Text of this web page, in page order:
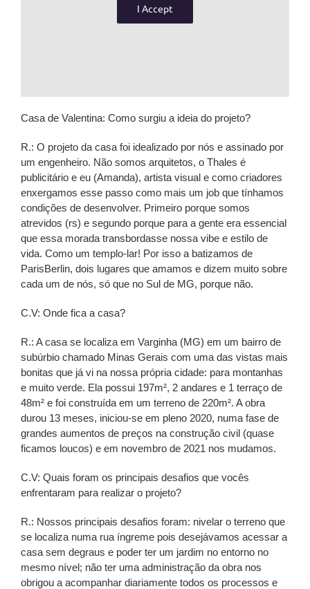
I Accept
Casa de Valentina: Como surgiu a ideia do projeto?
R.: O projeto da casa foi idealizado por nós e assinado por
um engenheiro. Não somos arquitetos, o Thales é
publicitário e eu (Amanda), artista visual e como criadores
enxergamos esse passo como mais um job que tínhamos
condições de desenvolver. Primeiro porque somos
atrevidos (rs) e segundo porque para a gente era essencial
que essa morada transbordasse nossa vibe e estilo de
vida. Como um templo-lar! Por isso a batizamos de
ParisBerlin, dois lugares que amamos e dizem muito sobre
cada um de nós, só que no Sul de MG, porque não.
C.V: Onde fica a casa?
R.: A casa se localiza em Varginha (MG) em um bairro de
subúrbio chamado Minas Gerais com uma das vistas mais
bonitas que já vi na nossa própria cidade: para montanhas
e muito verde. Ela possui 197m², 2 andares e 1 terraço de
48m² e foi construída em um terreno de 220m². A obra
durou 13 meses, iniciou-se em pleno 2020, numa fase de
grandes aumentos de preços na construção civil (quase
ficamos loucos) e em novembro de 2021 nos mudamos.
C.V: Quais foram os principais desafios que vocês
enfrentaram para realizar o projeto?
R.: Nossos principais desafios foram: nivelar o terreno que
se localiza numa rua íngreme pois desejávamos acessar a
casa sem degraus e poder ter um jardim no entorno no
mesmo nível; não ter uma administração da obra nos
obrigou a acompanhar diariamente todos os processos e